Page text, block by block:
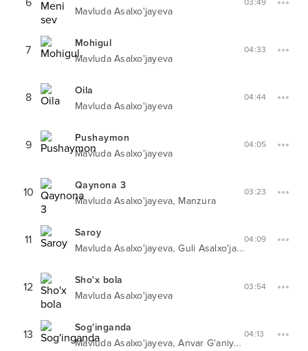
Mavluda Asalxo'jayeva
03:49
7
Mohigul
Mavluda Asalxo'jayeva
04:33
8
Oila
Mavluda Asalxo'jayeva
04:44
9
Pushaymon
Mavluda Asalxo'jayeva
04:05
10
Qaynona 3
Mavluda Asalxo'jayeva, Manzura
03:23
11
Saroy
Mavluda Asalxo'jayeva,Guli Asalxo'jayeva
04:09
12
Sho'x bola
Mavluda Asalxo'jayeva
03:54
13
Sog'inganda
Mavluda Asalxo'jayeva,Anvar G'aniyev
04:13